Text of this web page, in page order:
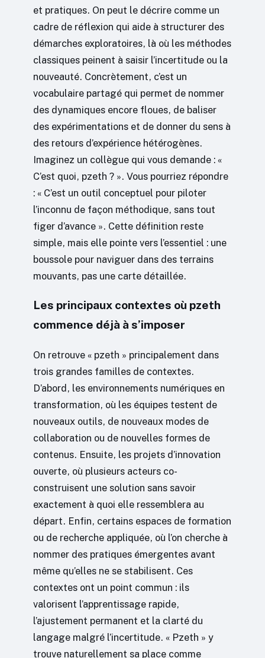
et pratiques. On peut le décrire comme un
cadre de réflexion qui aide à structurer des
démarches exploratoires, là où les méthodes
classiques peinent à saisir l’incertitude ou la
nouveauté. Concrètement, c’est un
vocabulaire partagé qui permet de nommer
des dynamiques encore floues, de baliser
des expérimentations et de donner du sens à
des retours d’expérience hétérogènes.
Imaginez un collègue qui vous demande : «
C’est quoi, pzeth ? ». Vous pourriez répondre
: « C’est un outil conceptuel pour piloter
l’inconnu de façon méthodique, sans tout
figer d’avance ». Cette définition reste
simple, mais elle pointe vers l’essentiel : une
boussole pour naviguer dans des terrains
mouvants, pas une carte détaillée.
Les principaux contextes où pzeth
commence déjà à s’imposer
On retrouve « pzeth » principalement dans
trois grandes familles de contextes.
D’abord, les environnements numériques en
transformation, où les équipes testent de
nouveaux outils, de nouveaux modes de
collaboration ou de nouvelles formes de
contenus. Ensuite, les projets d’innovation
ouverte, où plusieurs acteurs co-
construisent une solution sans savoir
exactement à quoi elle ressemblera au
départ. Enfin, certains espaces de formation
ou de recherche appliquée, où l’on cherche à
nommer des pratiques émergentes avant
même qu’elles ne se stabilisent. Ces
contextes ont un point commun : ils
valorisent l’apprentissage rapide,
l’ajustement permanent et la clarté du
langage malgré l’incertitude. « Pzeth » y
trouve naturellement sa place comme